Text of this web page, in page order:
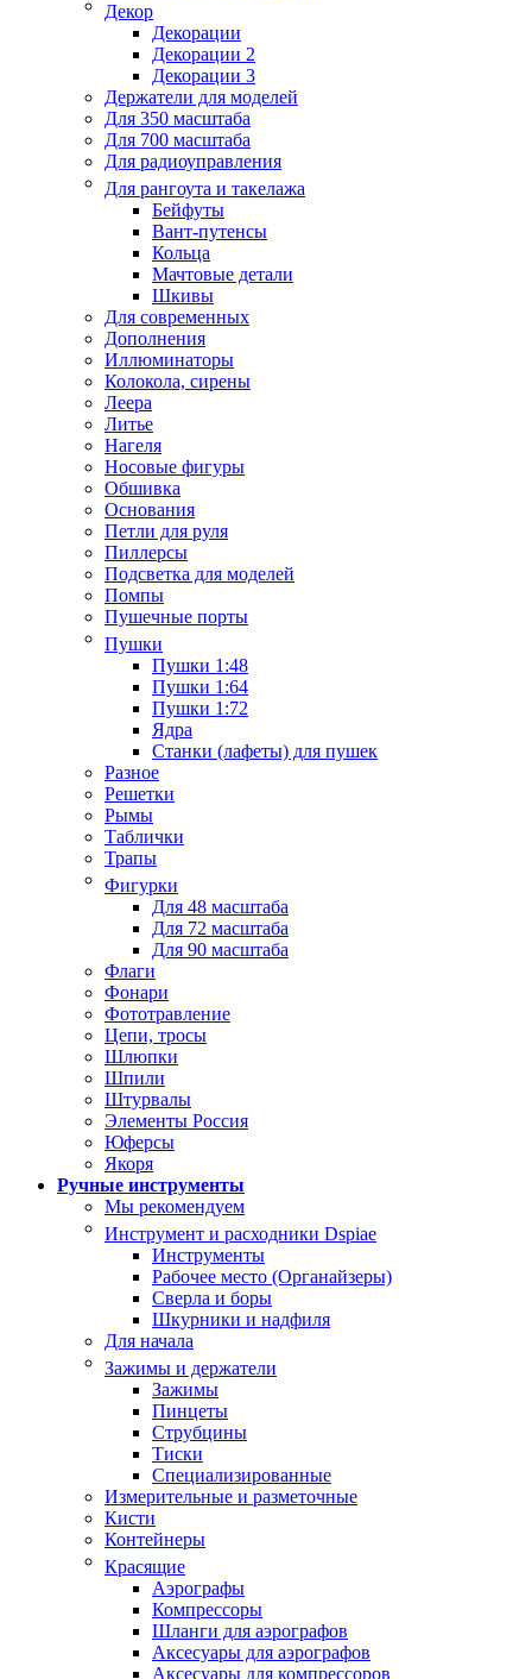
Декор
Декорации
Декорации 2
Декорации 3
Держатели для моделей
Для 350 масштаба
Для 700 масштаба
Для радиоуправления
Для рангоута и такелажа
Бейфуты
Вант-путенсы
Кольца
Мачтовые детали
Шкивы
Для современных
Дополнения
Иллюминаторы
Колокола, сирены
Леера
Литье
Нагеля
Носовые фигуры
Обшивка
Основания
Петли для руля
Пиллерсы
Подсветка для моделей
Помпы
Пушечные порты
Пушки
Пушки 1:48
Пушки 1:64
Пушки 1:72
Ядра
Станки (лафеты) для пушек
Разное
Решетки
Рымы
Таблички
Трапы
Фигурки
Для 48 масштаба
Для 72 масштаба
Для 90 масштаба
Флаги
Фонари
Фототравление
Цепи, тросы
Шлюпки
Шпили
Штурвалы
Элементы Россия
Юферсы
Якоря
Ручные инструменты
Мы рекомендуем
Инструмент и расходники Dspiae
Инструменты
Рабочее место (Органайзеры)
Сверла и боры
Шкурники и надфиля
Для начала
Зажимы и держатели
Зажимы
Пинцеты
Струбцины
Тиски
Специализированные
Измерительные и разметочные
Кисти
Контейнеры
Красящие
Аэрографы
Компрессоры
Шланги для аэрографов
Аксесуары для аэрографов
Аксесуары для компрессоров